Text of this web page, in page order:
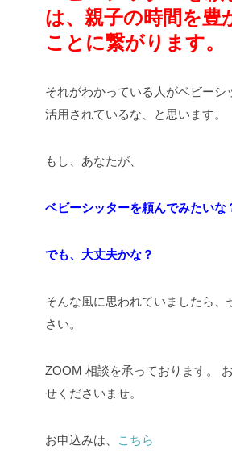
は、親子の時間を豊
ことに繋がります。
それがわかっている人がベビーシ
活用されているな、と思います。
もし、あなたが、
ベビーシッターを頼んでみたいな
でも、大丈夫かな？
そんな風に思われていましたら、
さい。
ZOOM 相談を承っております。
せくださいませ。
お申込みは、 こちら